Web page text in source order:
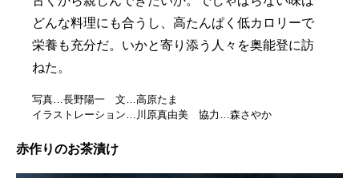
どんな料理にも合うし、高たんぱく低カロリーで
栄養も充分だ。いかと寄り添う人々を奥能登に訪
ねた。
写真…長野陽一 文…高原たま
イラストレーション…川原真由美 協力…森さやか
赤作りのお茶漬け